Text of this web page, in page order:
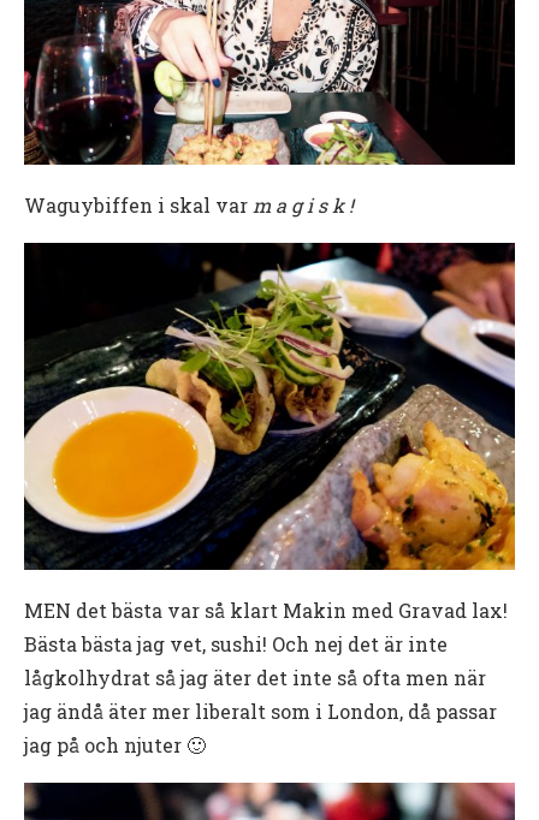
Waguybiffen i skal var m a g i s k !
MEN det bästa var så klart Makin med Gravad lax!
Bästa bästa jag vet, sushi! Och nej det är inte
lågkolhydrat så jag äter det inte så ofta men när
jag ändå äter mer liberalt som i London, då passar
jag på och njuter 🙂